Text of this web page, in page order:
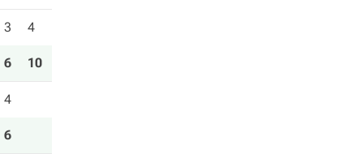
3 4
6 10
4
6